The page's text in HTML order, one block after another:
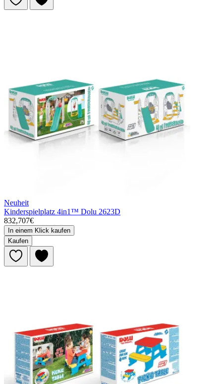
Neuheit
Kinderspielplatz 4in1™ Dolu 2623D
832,707€
In einem Klick kaufen
Kaufen